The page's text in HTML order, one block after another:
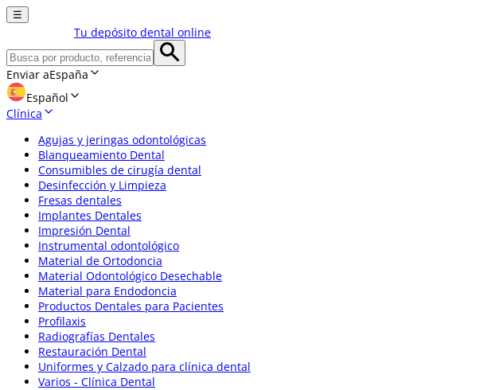
☰
Tu depósito dental online
Enviar aEspaña
Español
Clínica
Agujas y jeringas odontológicas
Blanqueamiento Dental
Consumibles de cirugía dental
Desinfección y Limpieza
Fresas dentales
Implantes Dentales
Impresión Dental
Instrumental odontológico
Material de Ortodoncia
Material Odontológico Desechable
Material para Endodoncia
Productos Dentales para Pacientes
Profilaxis
Radiografías Dentales
Restauración Dental
Uniformes y Calzado para clínica dental
Varios - Clínica Dental